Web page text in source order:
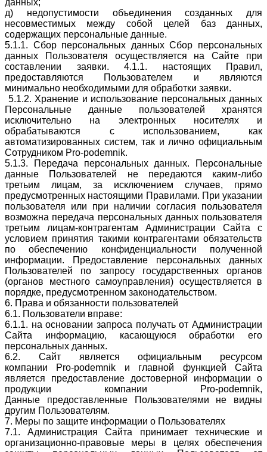
д) недопустимости объединения созданных для
несовместимых между собой целей баз данных,
содержащих персональные данные.
5.1.1. Сбор персональных данных Сбор персональных
данных Пользователя осуществляется на Сайте при
составлении заявки. 4.1.1. настоящих Правил,
предоставляются Пользователем и являются
минимально необходимыми для обработки заявки.
5.1.2. Хранение и использование персональных данных
Персональные данные пользователей хранятся
исключительно на электронных носителях и
обрабатываются с использованием, как
автоматизированных систем, так и лично официальным
Сотрудником Pro-podemnik.
5.1.3. Передача персональных данных. Персональные
данные Пользователей не передаются каким-либо
третьим лицам, за исключением случаев, прямо
предусмотренных настоящими Правилами. При указании
пользователя или при наличии согласия пользователя
возможна передача персональных данных пользователя
третьим лицам-контрагентам Администрации Сайта с
условием принятия такими контрагентами обязательств
по обеспечению конфиденциальности полученной
информации. Предоставление персональных данных
Пользователей по запросу государственных органов
(органов местного самоуправления) осуществляется в
порядке, предусмотренном законодательством.
6. Права и обязанности пользователей
6.1. Пользователи вправе:
6.1.1. на основании запроса получать от Администрации
Сайта информацию, касающуюся обработки его
персональных данных.
6.2. Сайт является официальным ресурсом
компании Pro-podemnik и главной функцией Сайта
является предоставление достоверной информации о
продукции компании Pro-podemnik,
Данные предоставленные Пользователями не видны
другим Пользователям.
7. Меры по защите информации о Пользователях
7.1. Администрация Сайта принимает технические и
организационно-правовые меры в целях обеспечения